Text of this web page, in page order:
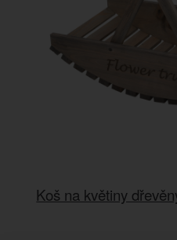
Koš na květiny